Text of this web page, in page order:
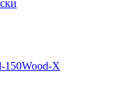
150Wood-X